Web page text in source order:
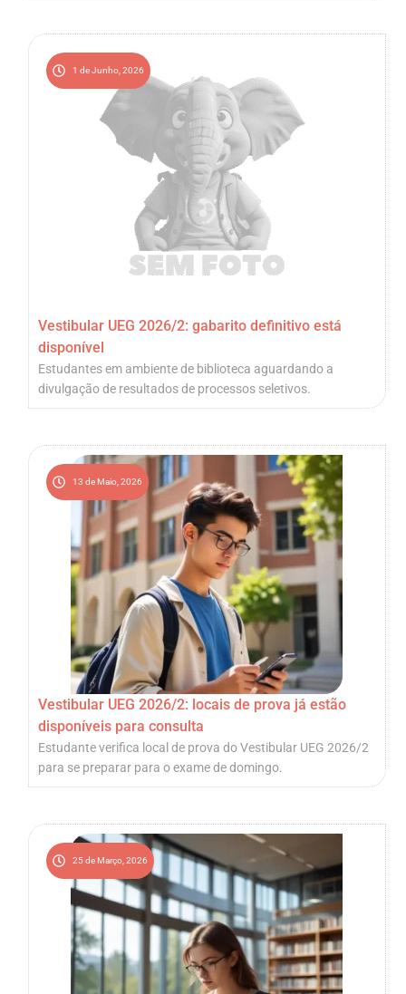
1 de Junho, 2026
Vestibular UEG 2026/2: gabarito definitivo está
disponível
Estudantes em ambiente de biblioteca aguardando a
divulgação de resultados de processos seletivos.
13 de Maio, 2026
Vestibular UEG 2026/2: locais de prova já estão
disponíveis para consulta
Estudante verifica local de prova do Vestibular UEG 2026/2
para se preparar para o exame de domingo.
25 de Março, 2026